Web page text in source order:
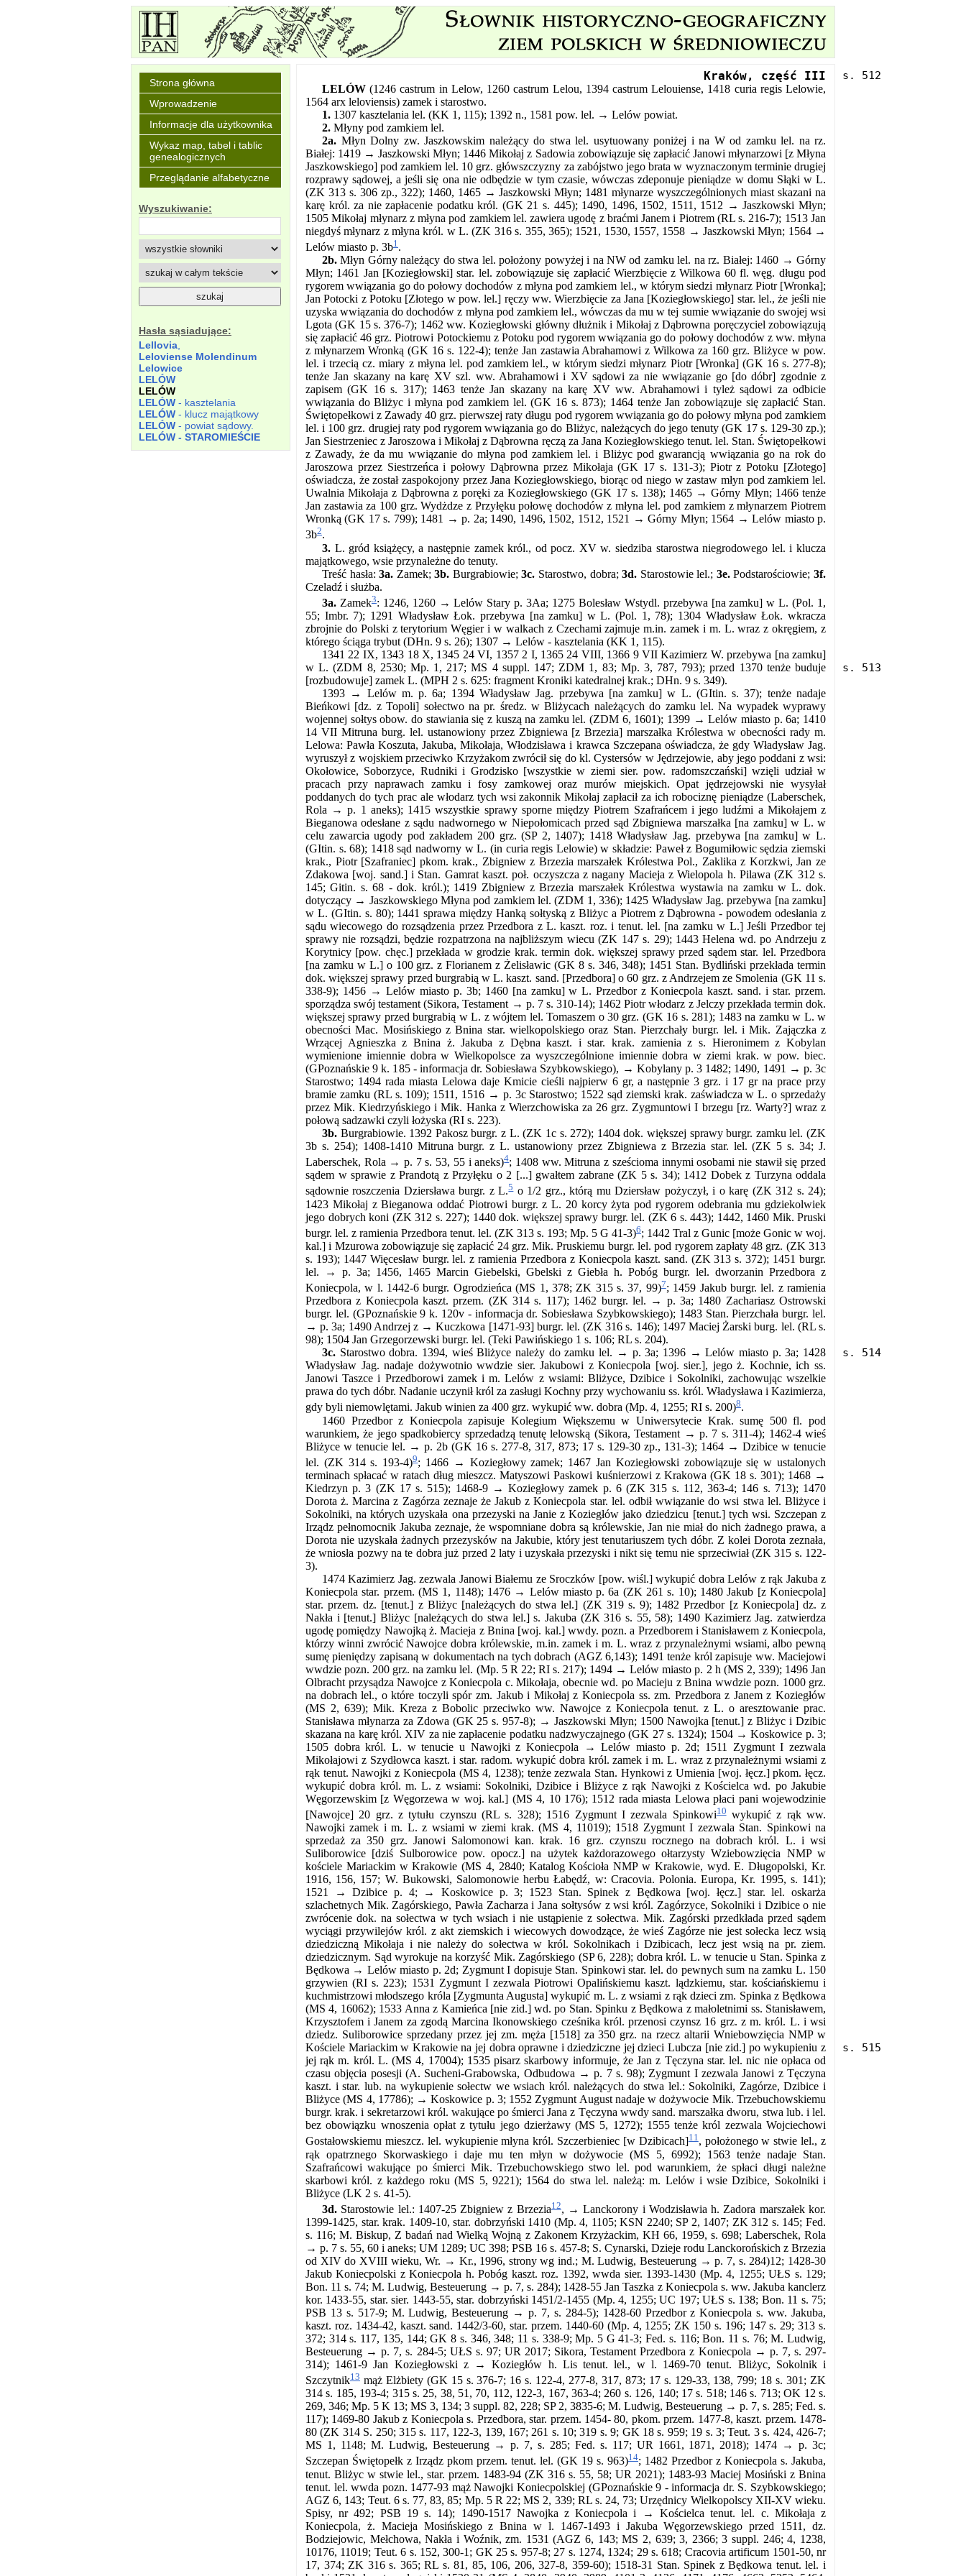
Strona główna
Wprowadzenie
Informacje dla użytkownika
Wykaz map, tabel i tablic
genealogicznych
Przeglądanie alfabetyczne
Wyszukiwanie:
Hasła sąsiadujące:
Lellovia
Leloviense Molendinum
Lelowice
LELÓW
LELÓW
LELÓW - kasztelania
LELÓW - klucz majątkowy
LELÓW - powiat sądowy.
LELÓW - STAROMIEŚCIE
Kraków, część III
LELÓW (1246 castrum in Lelow, 1260 castrum Lelou, 1394 castrum Lelouiense, 1418 curia regis Lelowie,
1564 arx leloviensis) zamek i starostwo.
1. 1307 kasztelania lel. (KK 1, 115); 1392 n., 1581 pow. lel. → Lelów powiat.
2. Młyny pod zamkiem lel.
2a. Młyn Dolny zw. Jaszkowskim należący do stwa lel. usytuowany poniżej i na W od zamku lel. na rz.
Białej: 1419 → Jaszkowski Młyn; 1446 Mikołaj z Sadowia zobowiązuje się zapłacić Janowi młynarzowi [z Młyna
Jaszkowskiego] pod zamkiem lel. 10 grz. główszczyzny za zabójstwo jego brata w wyznaczonym terminie drugiej
rozprawy sądowej, a jeśli się ona nie odbędzie w tym czasie, wówczas zdeponuje pieniądze w domu Słąki w L.
(ZK 313 s. 306 zp., 322); 1460, 1465 → Jaszkowski Młyn; 1481 młynarze wyszczególnionych miast skazani na
karę król. za nie zapłacenie podatku król. (GK 21 s. 445); 1490, 1496, 1502, 1511, 1512 → Jaszkowski Młyn;
1505 Mikołaj młynarz z młyna pod zamkiem lel. zawiera ugodę z braćmi Janem i Piotrem (RL s. 216-7); 1513 Jan
niegdyś młynarz z młyna król. w L. (ZK 316 s. 355, 365); 1521, 1530, 1557, 1558 → Jaszkowski Młyn; 1564 →
Lelów miasto p. 3b1.
2b. Młyn Górny należący do stwa lel. położony powyżej i na NW od zamku lel. na rz. Białej: 1460 → Górny
Młyn; 1461 Jan [Koziegłowski] star. lel. zobowiązuje się zapłacić Wierzbięcie z Wilkowa 60 fl. węg. długu pod
rygorem wwiązania go do połowy dochodów z młyna pod zamkiem lel., w którym siedzi młynarz Piotr [Wronka];
Jan Potocki z Potoku [Złotego w pow. lel.] ręczy ww. Wierzbięcie za Jana [Koziegłowskiego] star. lel., że jeśli nie
uzyska wwiązania do dochodów z młyna pod zamkiem lel., wówczas da mu w tej sumie wwiązanie do swojej wsi
Lgota (GK 15 s. 376-7); 1462 ww. Koziegłowski główny dłużnik i Mikołaj z Dąbrowna poręczyciel zobowiązują
się zapłacić 46 grz. Piotrowi Potockiemu z Potoku pod rygorem wwiązania go do połowy dochodów z ww. młyna
z młynarzem Wronką (GK 16 s. 122-4); tenże Jan zastawia Abrahamowi z Wilkowa za 160 grz. Bliżyce w pow.
lel. i trzecią cz. miary z młyna lel. pod zamkiem lel., w którym siedzi młynarz Piotr [Wronka] (GK 16 s. 277-8);
tenże Jan skazany na karę XV szl. ww. Abrahamowi i XV sądowi za nie wwiązanie go [do dóbr] zgodnie z
zapisem (GK 16 s. 317); 1463 tenże Jan skazany na karę XV ww. Abrahamowi i tyleż sądowi za odbicie
wwiązania do Bliżyc i młyna pod zamkiem lel. (GK 16 s. 873); 1464 tenże Jan zobowiązuje się zapłacić Stan.
Świętopełkowi z Zawady 40 grz. pierwszej raty długu pod rygorem wwiązania go do połowy młyna pod zamkiem
lel. i 100 grz. drugiej raty pod rygorem wwiązania go do Bliżyc, należących do jego tenuty (GK 17 s. 129-30 zp.);
Jan Siestrzeniec z Jaroszowa i Mikołaj z Dąbrowna ręczą za Jana Koziegłowskiego tenut. lel. Stan. Świętopełkowi
z Zawady, że da mu wwiązanie do młyna pod zamkiem lel. i Bliżyc pod gwarancją wwiązania go na rok do
Jaroszowa przez Siestrzeńca i połowy Dąbrowna przez Mikołaja (GK 17 s. 131-3); Piotr z Potoku [Złotego]
oświadcza, że został zaspokojony przez Jana Koziegłowskiego, biorąc od niego w zastaw młyn pod zamkiem lel.
Uwalnia Mikołaja z Dąbrowna z poręki za Koziegłowskiego (GK 17 s. 138); 1465 → Górny Młyn; 1466 tenże
Jan zastawia za 100 grz. Wydżdze z Przyłęku połowę dochodów z młyna lel. pod zamkiem z młynarzem Piotrem
Wronką (GK 17 s. 799); 1481 → p. 2a; 1490, 1496, 1502, 1512, 1521 → Górny Młyn; 1564 → Lelów miasto p.
3b2.
3. L. gród książęcy, a następnie zamek król., od pocz. XV w. siedziba starostwa niegrodowego lel. i klucza
majątkowego, wsie przynależne do tenuty.
Treść hasła:3a. Zamek;3b. Burgrabiowie;3c. Starostwo, dobra;3d. Starostowie lel.; 3e.Podstarościowie;3f.
Czeladź i służba.
3a. Zamek3: 1246, 1260 → Lelów Stary p. 3Aa; 1275 Bolesław Wstydl. przebywa [na zamku] w L. (Pol. 1,
55; Imbr. 7); 1291 Władysław Łok. przebywa [na zamku] w L. (Pol. 1, 78); 1304 Władysław Łok. wkracza
zbrojnie do Polski z terytorium Węgier i w walkach z Czechami zajmuje m.in. zamek i m. L. wraz z okręgiem, z
którego ściąga trybut (DHn. 9 s. 26); 1307 → Lelów - kasztelania (KK 1, 115).
1341 22 IX, 1343 18 X, 1345 24 VI, 1357 2 I, 1365 24 VIII, 1366 9 VII Kazimierz W. przebywa [na zamku]
w L. (ZDM 8, 2530; Mp. 1, 217; MS 4 suppl. 147; ZDM 1, 83; Mp. 3, 787, 793); przed 1370 tenże buduje
[rozbudowuje] zamek L. (MPH 2 s. 625: fragment Kroniki katedralnej krak.; DHn. 9 s. 349).
1393 → Lelów m. p. 6a; 1394 Władysław Jag. przebywa [na zamku] w L. (GItin. s. 37); tenże nadaje
Bieńkowi [dz. z Topoli] sołectwo na pr. średz. w Bliżycach należących do zamku lel. Na wypadek wyprawy
wojennej sołtys obow. do stawiania się z kuszą na zamku lel. (ZDM 6, 1601); 1399 → Lelów miasto p. 6a; 1410
14 VII Mitruna burg. lel. ustanowiony przez Zbigniewa [z Brzezia] marszałka Królestwa w obecności rady m.
Lelowa: Pawła Koszuta, Jakuba, Mikołaja, Włodzisława i krawca Szczepana oświadcza, że gdy Władysław Jag.
wyruszył z wojskiem przeciwko Krzyżakom zwrócił się do kl. Cystersów w Jędrzejowie, aby jego poddani z wsi:
Okołowice, Soborzyce, Rudniki i Grodzisko [wszystkie w ziemi sier. pow. radomszczański] wzięli udział w
pracach przy naprawach zamku i fosy zamkowej oraz murów miejskich. Opat jędrzejowski nie wysyłał
poddanych do tych prac ale włodarz tych wsi zakonnik Mikołaj zapłacił za ich robociznę pieniądze (Laberschek,
Rola → p. 1 aneks); 1415 wszystkie sprawy sporne między Piotrem Szafrańcem i jego ludźmi a Mikołajem z
Bieganowa odesłane z sądu nadwornego w Niepołomicach przed sąd Zbigniewa marszałka [na zamku] w L. w
celu zawarcia ugody pod zakładem 200 grz. (SP 2, 1407); 1418 Władysław Jag. przebywa [na zamku] w L.
(GItin. s. 68); 1418 sąd nadworny w L. (in curia regis Lelowie) w składzie: Paweł z Bogumiłowic sędzia ziemski
krak., Piotr [Szafraniec] pkom. krak., Zbigniew z Brzezia marszałek Królestwa Pol., Zaklika z Korzkwi, Jan ze
Zdakowa [woj. sand.] i Stan. Gamrat kaszt. poł. oczyszcza z nagany Macieja z Wielopola h. Pilawa (ZK 312 s.
145; Gitin. s. 68 - dok. król.); 1419 Zbigniew z Brzezia marszałek Królestwa wystawia na zamku w L. dok.
dotyczący → Jaszkowskiego Młyna pod zamkiem lel. (ZDM 1, 336); 1425 Władysław Jag. przebywa [na zamku]
w L. (GItin. s. 80); 1441 sprawa między Hanką sołtyską z Bliżyc a Piotrem z Dąbrowna - powodem odesłania z
sądu wiecowego do rozsądzenia przez Przedbora z L. kaszt. roz. i tenut. lel. [na zamku w L.] Jeśli Przedbor tej
sprawy nie rozsądzi, będzie rozpatrzona na najbliższym wiecu (ZK 147 s. 29); 1443 Helena wd. po Andrzeju z
Korytnicy [pow. chęc.] przekłada w grodzie krak. termin dok. większej sprawy przed sądem star. lel. Przedbora
[na zamku w L.] o 100 grz. z Florianem z Żelisławic (GK 8 s. 346, 348); 1451 Stan. Bydliński przekłada termin
dok. większej sprawy przed burgrabią w L. kaszt. sand. [Przedbora] o 60 grz. z Andrzejem ze Smolenia (GK 11 s.
338-9); 1456 → Lelów miasto p. 3b; 1460 [na zamku] w L. Przedbor z Koniecpola kaszt. sand. i star. przem.
sporządza swój testament (Sikora, Testament → p. 7 s. 310-14); 1462 Piotr włodarz z Jelczy przekłada termin dok.
większej sprawy przed burgrabią w L. z wójtem lel. Tomaszem o 30 grz. (GK 16 s. 281); 1483 na zamku w L. w
obecności Mac. Mosińskiego z Bnina star. wielkopolskiego oraz Stan. Pierzchały burgr. lel. i Mik. Zajączka z
Wrzącej Agnieszka z Bnina ż. Jakuba z Dębna kaszt. i star. krak. zamienia z s. Hieronimem z Kobylan
wymienione imiennie dobra w Wielkopolsce za wyszczególnione imiennie dobra w ziemi krak. w pow. biec.
(GPoznańskie 9 k. 185 - informacja dr. Sobiesława Szybkowskiego), → Kobylany p. 3 1482; 1490, 1491 → p. 3c
Starostwo; 1494 rada miasta Lelowa daje Kmicie cieśli najpierw 6 gr, a następnie 3 grz. i 17 gr na prace przy
bramie zamku (RL s. 109); 1511, 1516 → p. 3c Starostwo; 1522 sąd ziemski krak. zaświadcza w L. o sprzedaży
przez Mik. Kiedrzyńskiego i Mik. Hanka z Wierzchowiska za 26 grz. Zygmuntowi I brzegu [rz. Warty?] wraz z
połową sadzawki czyli łożyska (RI s. 223).
3b. Burgrabiowie. 1392 Pakosz burgr. z L. (ZK 1c s. 272); 1404 dok. większej sprawy burgr. zamku lel. (ZK
3b s. 254); 1408-1410 Mitruna burgr. z L. ustanowiony przez Zbigniewa z Brzezia star. lel. (ZK 5 s. 34; J.
Laberschek, Rola → p. 7 s. 53, 55 i aneks)4; 1408 ww. Mitruna z sześcioma innymi osobami nie stawił się przed
sądem w sprawie z Prandotą z Przyłęku o 2 [...] gwałtem zabrane (ZK 5 s. 34); 1412 Dobek z Turzyna oddala
sądownie roszczenia Dziersława burgr. z L.5o 1/2 grz., którą mu Dziersław pożyczył, i o karę (ZK 312 s. 24);
1423 Mikołaj z Bieganowa oddać Piotrowi burgr. z L. 20 korcy żyta pod rygorem odebrania mu gdziekolwiek
jego dobrych koni (ZK 312 s. 227); 1440 dok. większej sprawy burgr. lel. (ZK 6 s. 443); 1442, 1460 Mik. Pruski
burgr. lel. z ramienia Przedbora tenut. lel. (ZK 313 s. 193; Mp. 5 G 41-3)6; 1442 Tral z Gunic [może Gonic w woj.
kal.] i Mzurowa zobowiązuje się zapłacić 24 grz. Mik. Pruskiemu burgr. lel. pod rygorem zapłaty 48 grz. (ZK 313
s. 193); 1447 Więcesław burgr. lel. z ramienia Przedbora z Koniecpola kaszt. sand. (ZK 313 s. 372); 1451 burgr.
lel. → p. 3a; 1456, 1465 Marcin Giebelski, Gbelski z Giebła h. Pobóg burgr. lel. dworzanin Przedbora z
Koniecpola, w l. 1442-6 burgr. Ogrodzieńca (MS 1, 378; ZK 315 s. 37, 99)7; 1459 Jakub burgr. lel. z ramienia
Przedbora z Koniecpola kaszt. przem. (ZK 314 s. 117); 1462 burgr. lel. → p. 3a; 1480 Zachariasz Ostrowski
burgr. lel. (GPoznańskie 9 k. 120v - informacja dr. Sobiesława Szybkowskiego); 1483 Stan. Pierzchała burgr. lel.
→ p. 3a; 1490 Andrzej z → Kuczkowa [1471-93] burgr. lel. (ZK 316 s. 146); 1497 Maciej Żarski burg. lel. (RL s.
98); 1504 Jan Grzegorzewski burgr. lel. (Teki Pawińskiego 1 s. 106; RL s. 204).
3c. Starostwo dobra. 1394, wieś Bliżyce należy do zamku lel. → p. 3a; 1396 → Lelów miasto p. 3a; 1428
Władysław Jag. nadaje dożywotnio wwdzie sier. Jakubowi z Koniecpola [woj. sier.], jego ż. Kochnie, ich ss.
Janowi Taszce i Przedborowi zamek i m. Lelów z wsiami: Bliżyce, Dzibice i Sokolniki, zachowując wszelkie
prawa do tych dóbr. Nadanie uczynił król za zasługi Kochny przy wychowaniu ss. król. Władysława i Kazimierza,
gdy byli niemowlętami. Jakub winien za 400 grz. wykupić ww. dobra (Mp. 4, 1255; RI s. 200)8.
1460 Przedbor z Koniecpola zapisuje Kolegium Większemu w Uniwersytecie Krak. sumę 500 fl. pod
warunkiem, że jego spadkobiercy sprzedadzą tenutę lelowską (Sikora, Testament → p. 7 s. 311-4); 1462-4 wieś
Bliżyce w tenucie lel. → p. 2b (GK 16 s. 277-8, 317, 873; 17 s. 129-30 zp., 131-3); 1464 → Dzibice w tenucie
lel. (ZK 314 s. 193-4)9; 1466 → Koziegłowy zamek; 1467 Jan Koziegłowski zobowiązuje się w ustalonych
terminach spłacać w ratach dług mieszcz. Matyszowi Paskowi kuśnierzowi z Krakowa (GK 18 s. 301); 1468 →
Kiedrzyn p. 3 (ZK 17 s. 515); 1468-9 → Koziegłowy zamek p. 6 (ZK 315 s. 112, 363-4; 146 s. 713); 1470
Dorota ż. Marcina z Zagórza zeznaje że Jakub z Koniecpola star. lel. odbił wwiązanie do wsi stwa lel. Bliżyce i
Sokolniki, na których uzyskała ona przezyski na Janie z Koziegłów jako dziedzicu [tenut.] tych wsi. Szczepan z
Irządz pełnomocnik Jakuba zeznaje, że wspomniane dobra są królewskie, Jan nie miał do nich żadnego prawa, a
Dorota nie uzyskała żadnych przezysków na Jakubie, który jest tenutariuszem tych dóbr. Z kolei Dorota zeznała,
że wniosła pozwy na te dobra już przed 2 laty i uzyskała przezyski i nikt się temu nie sprzeciwiał (ZK 315 s. 122-
3).
1474 Kazimierz Jag. zezwala Janowi Białemu ze Sroczków [pow. wiśl.] wykupić dobra Lelów z rąk Jakuba z
Koniecpola star. przem. (MS 1, 1148); 1476 → Lelów miasto p. 6a (ZK 261 s. 10); 1480 Jakub [z Koniecpola]
star. przem. dz. [tenut.] z Bliżyc [należących do stwa lel.] (ZK 319 s. 9); 1482 Przedbor [z Koniecpola] dz. z
Nakła i [tenut.] Bliżyc [należących do stwa lel.] s. Jakuba (ZK 316 s. 55, 58); 1490 Kazimierz Jag. zatwierdza
ugodę pomiędzy Nawojką ż. Macieja z Bnina [woj. kal.] wwdy. pozn. a Przedborem i Stanisławem z Koniecpola,
którzy winni zwrócić Nawojce dobra królewskie, m.in. zamek i m. L. wraz z przynależnymi wsiami, albo pewną
sumę pieniędzy zapisaną w dokumentach na tych dobrach (AGZ 6,143); 1491 tenże król zapisuje ww. Maciejowi
wwdzie pozn. 200 grz. na zamku lel. (Mp. 5 R 22; RI s. 217); 1494 → Lelów miasto p. 2 h (MS 2, 339); 1496 Jan
Olbracht przysądza Nawojce z Koniecpola c. Mikołaja, obecnie wd. po Macieju z Bnina wwdzie pozn. 1000 grz.
na dobrach lel., o które toczyli spór zm. Jakub i Mikołaj z Koniecpola ss. zm. Przedbora z Janem z Koziegłów
(MS 2, 639); Mik. Kreza z Bobolic przeciwko ww. Nawojce z Koniecpola tenut. z L. o aresztowanie prac.
Stanisława młynarza za Zdowa (GK 25 s. 957-8); → Jaszkowski Młyn; 1500 Nawojka [tenut.] z Bliżyc i Dzibic
skazana na karę król. XIV za nie zapłacenie podatku nadzwyczajnego (GK 27 s. 1324); 1504 → Koskowice p. 3;
1505 dobra król. L. w tenucie u Nawojki z Koniecpola → Lelów miasto p. 2d; 1511 Zygmunt I zezwala
Mikołajowi z Szydłowca kaszt. i star. radom. wykupić dobra król. zamek i m. L. wraz z przynależnymi wsiami z
rąk tenut. Nawojki z Koniecpola (MS 4, 1238); tenże zezwala Stan. Hynkowi z Umienia [woj. łęcz.] pkom. łęcz.
wykupić dobra król. m. L. z wsiami: Sokolniki, Dzibice i Bliżyce z rąk Nawojki z Kościelca wd. po Jakubie
Węgorzewskim [z Węgorzewa w woj. kal.] (MS 4, 10 176); 1512 rada miasta Lelowa płaci pani wojewodzinie
[Nawojce] 20 grz. z tytułu czynszu (RL s. 328); 1516 Zygmunt I zezwala Spinkowi10wykupić z rąk ww.
Nawojki zamek i m. L. z wsiami w ziemi krak. (MS 4, 11019); 1518 Zygmunt I zezwala Stan. Spinkowi na
sprzedaż za 350 grz. Janowi Salomonowi kan. krak. 16 grz. czynszu rocznego na dobrach król. L. i wsi
Suliborowice [dziś Sulborowice pow. opocz.] na użytek każdorazowego ołtarzysty Wziebowzięcia NMP w
kościele Mariackim w Krakowie (MS 4, 2840; Katalog Kościoła NMP w Krakowie, wyd. E. Długopolski, Kr.
1916, 156, 157; W. Bukowski, Salomonowie herbu Łabędź, w: Cracovia. Polonia. Europa, Kr. 1995, s. 141);
1521 → Dzibice p. 4; → Koskowice p. 3; 1523 Stan. Spinek z Będkowa [woj. łęcz.] star. lel. oskarża
szlachetnych Mik. Zagórskiego, Pawła Zacharza i Jana sołtysów z wsi król. Zagórzyce, Sokolniki i Dzibice o nie
zwrócenie dok. na sołectwa w tych wsiach i nie ustąpienie z sołectwa. Mik. Zagórski przedkłada przed sądem
wyciągi przywilejów król. z akt ziemskich i wiecowych dowodzące, że wieś Zagórze nie jest sołecka lecz wsią
dziedziczną Mikołaja i nie należy do sołectwa w król. Sokolnikach i Dzibicach, lecz jest wsią na pr. ziem.
dziedzicznym. Sąd wyrokuje na korzyść Mik. Zagórskiego (SP 6, 228); dobra król. L. w tenucie u Stan. Spinka z
Będkowa → Lelów miasto p. 2d; Zygmunt I dopisuje Stan. Spinkowi star. lel. do pewnych sum na zamku L. 150
grzywien (RI s. 223); 1531 Zygmunt I zezwala Piotrowi Opalińskiemu kaszt. lądzkiemu, star. kościańskiemu i
kuchmistrzowi młodszego króla [Zygmunta Augusta] wykupić m. L. z wsiami z rąk dzieci zm. Spinka z Będkowa
(MS 4, 16062); 1533 Anna z Kamieńca [nie zid.] wd. po Stan. Spinku z Będkowa z małoletnimi ss. Stanisławem,
Krzysztofem i Janem za zgodą Marcina Ikonowskiego cześnika król. przenosi czynsz 16 grz. z m. król. L. i wsi
dziedz. Suliborowice sprzedany przez jej zm. męża [1518] za 350 grz. na rzecz altarii Wniebowzięcia NMP w
Kościele Mariackim w Krakowiena jej dobra oprawne i dziedziczne jej dzieci Lubcza [nie zid.] po wykupieniu z
jej rąk m. król. L. (MS 4, 17004); 1535 pisarz skarbowy informuje, że Jan z Tęczyna star. lel. nic nie opłaca od
czasu objęcia posesji (A. Sucheni-Grabowska, Odbudowa → p. 7 s. 98); Zygmunt I zezwala Janowi z Tęczyna
kaszt. i star. lub. na wykupienie sołectw we wsiach król. należących do stwa lel.: Sokolniki, Zagórze, Dzibice i
Bliżyce (MS 4, 17786); → Koskowice p. 3; 1552 Zygmunt August nadaje w dożywocie Mik. Trzebuchowskiemu
burgr. krak. i sekretarzowi król. wakujące po śmierci Jana z Tęczyna wwdy sand. marszałka dworu, stwa lub. i lel.
bez obowiązku wnoszenia opłat z tytułu jego dzierżawy (MS 5, 1272); 1555 tenże król zezwala Wojciechowi
Gostałowskiemu mieszcz. lel. wykupienie młyna król. Szczerbieniec [w Dzibicach]11, położonego w stwie lel., z
rąk opatrznego Skorwaskiego i daje mu ten młyn w dożywocie (MS 5, 6992); 1563 tenże nadaje Stan.
Szafrańcowi wakujące po śmierci Mik. Trzebuchowskiego stwo lel. pod warunkiem, że spłaci długi należne
skarbowi król. z każdego roku (MS 5, 9221); 1564 do stwa lel. należą: m. Lelów i wsie Dzibice, Sokolniki i
Bliżyce (LK 2 s. 41-5).
3d. Starostowie lel.: 1407-25 Zbigniew z Brzezia12, → Lanckorony i Wodzisławia h. Zadora marszałek kor.
1399-1425, star. krak. 1409-10, star. dobrzyński 1410 (Mp. 4, 1105; KSN 2240; SP 2, 1407; ZK 312 s. 145; Fed.
s. 116; M. Biskup, Z badań nad Wielką Wojną z Zakonem Krzyżackim, KH 66, 1959, s. 698; Laberschek, Rola
→ p. 7 s. 55, 60 i aneks; UM 1289; UC 398; PSB 16 s. 457-8; S. Cynarski, Dzieje rodu Lanckorońskich z Brzezia
od XIV do XVIII wieku, Wr. → Kr., 1996, strony wg ind.; M. Ludwig, Besteuerung → p. 7, s. 284)12; 1428-30
Jakub Koniecpolski z Koniecpola h. Pobóg kaszt. roz. 1392, wwda sier. 1393-1430 (Mp. 4, 1255; UŁS s. 129;
Bon. 11 s. 74; M. Ludwig, Besteuerung → p. 7, s. 284); 1428-55 Jan Taszka z Koniecpola s. ww. Jakuba kanclerz
kor. 1433-55, star. sier. 1443-55, star. dobrzyński 1451/2-1455 (Mp. 4, 1255; UC 197; UŁS s. 138; Bon. 11 s. 75;
PSB 13 s. 517-9; M. Ludwig, Besteuerung → p. 7, s. 284-5); 1428-60 Przedbor z Koniecpola s. ww. Jakuba,
kaszt. roz. 1434-42, kaszt. sand. 1442/3-60, star. przem. 1440-60 (Mp. 4, 1255; ZK 150 s. 196; 147 s. 29; 313 s.
372; 314 s. 117, 135, 144; GK 8 s. 346, 348; 11 s. 338-9; Mp. 5 G 41-3; Fed. s. 116; Bon. 11 s. 76; M. Ludwig,
Besteuerung → p. 7, s. 284-5; UŁS s. 97; UR 2017; Sikora, Testament Przedbora z Koniecpola → p. 7, s. 297-
314); 1461-9 Jan Koziegłowski z → Koziegłów h. Lis tenut. lel., w l. 1469-70 tenut. Bliżyc, Sokolnik i
Szczytnik13 mąż Elżbiety (GK 15 s. 376-7; 16 s. 122-4, 277-8, 317, 873; 17 s. 129-33, 138, 799; 18 s. 301; ZK
314 s. 185, 193-4; 315 s. 25, 38, 51, 70, 112, 122-3, 167, 363-4; 260 s. 126, 140; 17 s. 518; 146 s. 713; OK 12 s.
269, 346; Mp. 5 K 13; MS 3, 134; 3 suppl. 82, 228; SP 2, 3835-6; M. Ludwig, Besteuerung → p. 7, s. 285; Fed. s.
117); 1469-80 Jakub z Koniecpola s. Przedbora, star. przem. 1454- 80, pkom. przem. 1477-8, kaszt. przem. 1478-
80 (ZK 314 S. 250; 315 s. 117, 122-3, 139, 167; 261 s. 10; 319 s. 9; GK 18 s. 959; 19 s. 3; Teut. 3 s. 424, 426-7;
MS 1, 1148; M. Ludwig, Besteuerung → p. 7, s. 285; Fed. s. 117; UR 1661, 1871, 2018); 1474 → p. 3c;
Szczepan Świętopełk z Irządz pkom przem. tenut. lel. (GK 19 s. 963)14; 1482 Przedbor z Koniecpola s. Jakuba,
tenut. Bliżyc w stwie lel., star. przem. 1483-94 (ZK 316 s. 55, 58; UR 2021); 1483-93 Maciej Mosiński z Bnina
tenut. lel. wwda pozn. 1477-93 mąż Nawojki Koniecpolskiej (GPoznańskie 9 - informacja dr. S. Szybkowskiego;
AGZ 6, 143; Teut. 6 s. 77, 83, 85; Mp. 5 R 22; MS 2, 339; RL s. 24, 73; Urzędnicy Wielkopolscy XII-XV wieku.
Spisy, nr 492; PSB 19 s. 14); 1490-1517 Nawojka z Koniecpola i → Kościelca tenut. lel. c. Mikołaja z
Koniecpola, ż. Macieja Mosińskiego z Bnina w l. 1467-1493 i Jakuba Węgorzewskiego przed 1511, dz.
Bodziejowic, Mełchowa, Nakła i Woźnik, zm. 1531 (AGZ 6, 143; MS 2, 639; 3, 2366; 3 suppl. 246; 4, 1238,
10176, 11019; Teut. 6 s. 152, 300-1; GK 25 s. 957-8; 27 s. 1274, 1324; 29 s. 618; Cracovia artificum 1501-50, nr
17, 374; ZK 316 s. 365; RL s. 81, 85, 106, 206, 327-8, 359-60); 1518-31 Stan. Spinek z Będkowa tenut. lel. i